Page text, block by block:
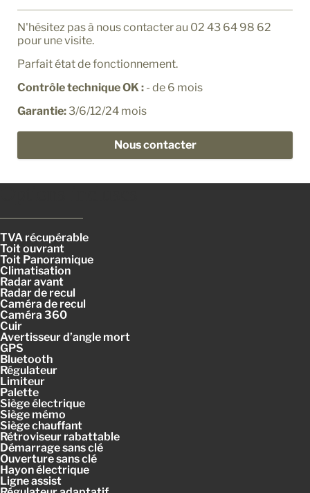
N'hésitez pas à nous contacter au 02 43 64 98 62
pour une visite.
Parfait état de fonctionnement.
Contrôle technique OK : - de 6 mois
Garantie:3/6/12/24 mois
Nous contacter
TVA récupérable
Toit ouvrant
Toit Panoramique
Climatisation
Radar avant
Radar de recul
Caméra de recul
Caméra 360
Cuir
Avertisseur d’angle mort
GPS
Bluetooth
Régulateur
Limiteur
Palette
Siège électrique
Siège mémo
Siège chauffant
Rétroviseur rabattable
Démarrage sans clé
Ouverture sans clé
Hayon électrique
Ligne assist